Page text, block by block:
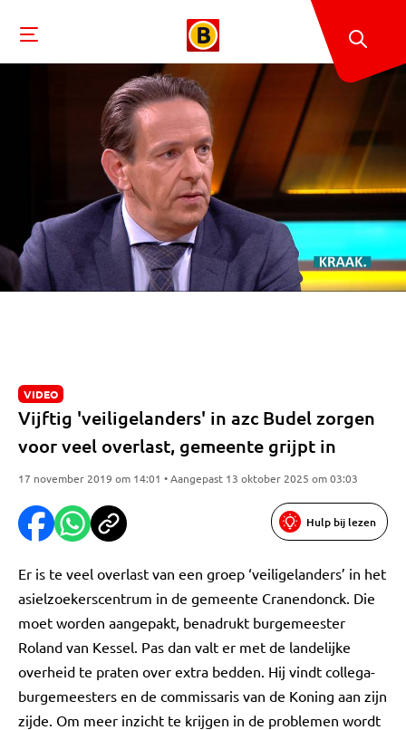
VIDEO
Vijftig 'veiligelanders' in azc Budel zorgen
voor veel overlast, gemeente grijpt in
17 november 2019 om 14:01 • Aangepast 13 oktober 2025 om 03:03
Hulp bij lezen
Er is te veel overlast van een groep ‘veiligelanders’ in het
asielzoekerscentrum in de gemeente Cranendonck. Die
moet worden aangepakt, benadrukt burgemeester
Roland van Kessel. Pas dan valt er met de landelijke
overheid te praten over extra bedden. Hij vindt collega-
burgemeesters en de commissaris van de Koning aan zijn
zijde. Om meer inzicht te krijgen in de problemen wordt